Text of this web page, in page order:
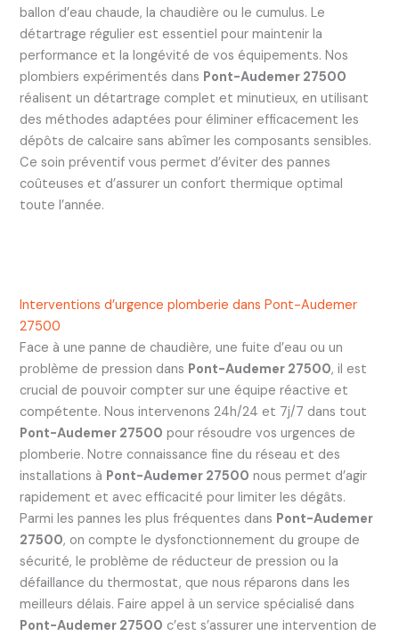
ballon d’eau chaude, la chaudière ou le cumulus. Le
détartrage régulier est essentiel pour maintenir la
performance et la longévité de vos équipements. Nos
plombiers expérimentés dans Pont-Audemer 27500
réalisent un détartrage complet et minutieux, en utilisant
des méthodes adaptées pour éliminer efficacement les
dépôts de calcaire sans abîmer les composants sensibles.
Ce soin préventif vous permet d’éviter des pannes
coûteuses et d’assurer un confort thermique optimal
toute l’année.
Interventions d’urgence plomberie dans Pont-Audemer
27500
Face à une panne de chaudière, une fuite d’eau ou un
problème de pression dans Pont-Audemer 27500, il est
crucial de pouvoir compter sur une équipe réactive et
compétente. Nous intervenons 24h/24 et 7j/7 dans tout
Pont-Audemer 27500 pour résoudre vos urgences de
plomberie. Notre connaissance fine du réseau et des
installations à Pont-Audemer 27500 nous permet d’agir
rapidement et avec efficacité pour limiter les dégâts.
Parmi les pannes les plus fréquentes dans Pont-Audemer
27500, on compte le dysfonctionnement du groupe de
sécurité, le problème de réducteur de pression ou la
défaillance du thermostat, que nous réparons dans les
meilleurs délais. Faire appel à un service spécialisé dans
Pont-Audemer 27500 c’est s’assurer une intervention de